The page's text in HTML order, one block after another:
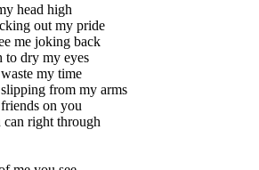
head high
out my pride
me joking back
to dry my eyes
my time
from my arms
on you
right through